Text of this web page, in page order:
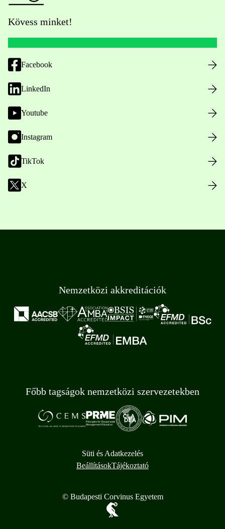
Kövess minket!
Facebook
LinkedIn
Youtube
Instagram
TikTok
X
Nemzetközi akkreditációk
Főbb tagságok nemzetközi szervezetekben
Süti és Adatkezelés
BeállításokTájékoztató
© Budapesti Corvinus Egyetem